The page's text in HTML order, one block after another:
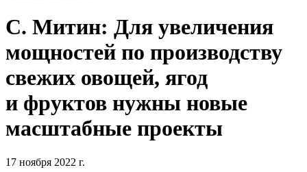
С. Митин: Для увеличения
мощностей по производству
свежих овощей, ягод
и фруктов нужны новые
масштабные проекты
17 ноября 2022 г.